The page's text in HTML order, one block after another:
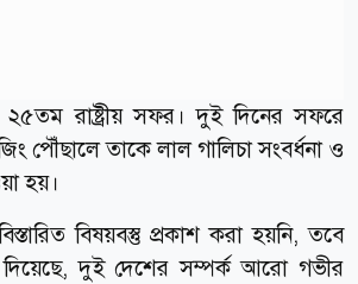
২৫তম রাষ্ট্রীয় সফর। দুই দিনের সফরে
পৌঁছালে তাকে লাল গালিচা সংবর্ধনা ও
হয়।
বিষয়বস্তু প্রকাশ করা হয়নি, তবে
দুই দেশের সম্পর্ক আরো গভীর